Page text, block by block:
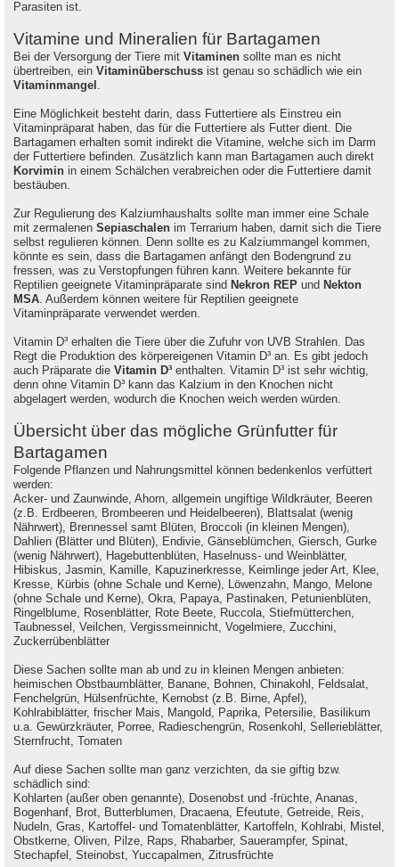
Parasiten ist.
Vitamine und Mineralien für Bartagamen
Bei der Versorgung der Tiere mit Vitaminen sollte man es nicht
übertreiben, ein Vitaminüberschuss ist genau so schädlich wie ein
Vitaminmangel .
Eine Möglichkeit besteht darin, dass Futtertiere als Einstreu ein
Vitaminpräparat haben, das für die Futtertiere als Futter dient. Die
Bartagamen erhalten somit indirekt die Vitamine, welche sich im Darm
der Futtertiere befinden. Zusätzlich kann man Bartagamen auch direkt
Korvimin in einem Schälchen verabreichen oder die Futtertiere damit
bestäuben.
Zur Regulierung des Kalziumhaushalts sollte man immer eine Schale
mit zermalenen Sepiaschalen im Terrarium haben, damit sich die Tiere
selbst regulieren können. Denn sollte es zu Kalziummangel kommen,
könnte es sein, dass die Bartagamen anfängt den Bodengrund zu
fressen, was zu Verstopfungen führen kann. Weitere bekannte für
Reptilien geeignete Vitaminpräparate sind Nekron REP und Nekton
MSA. Außerdem können weitere für Reptilien geeignete
Vitaminpräparate verwendet werden.
Vitamin D³ erhalten die Tiere über die Zufuhr von UVB Strahlen. Das
Regt die Produktion des körpereigenen Vitamin D³ an. Es gibt jedoch
auch Präparate die Vitamin D³ enthalten. Vitamin D³ ist sehr wichtig,
denn ohne Vitamin D³ kann das Kalzium in den Knochen nicht
abgelagert werden, wodurch die Knochen weich werden würden.
Übersicht über das mögliche Grünfutter für
Bartagamen
Folgende Pflanzen und Nahrungsmittel können bedenkenlos verfüttert
werden:
Acker- und Zaunwinde, Ahorn, allgemein ungiftige Wildkräuter, Beeren
(z.B. Erdbeeren, Brombeeren und Heidelbeeren), Blattsalat (wenig
Nährwert), Brennessel samt Blüten, Broccoli (in kleinen Mengen),
Dahlien (Blätter und Blüten), Endivie, Gänseblümchen, Giersch, Gurke
(wenig Nährwert), Hagebuttenblüten, Haselnuss- und Weinblätter,
Hibiskus, Jasmin, Kamille, Kapuzinerkresse, Keimlinge jeder Art, Klee,
Kresse, Kürbis (ohne Schale und Kerne), Löwenzahn, Mango, Melone
(ohne Schale und Kerne), Okra, Papaya, Pastinaken, Petunienblüten,
Ringelblume, Rosenblätter, Rote Beete, Ruccola, Stiefmütterchen,
Taubnessel, Veilchen, Vergissmeinnicht, Vogelmiere, Zucchini,
Zuckerrübenblätter
Diese Sachen sollte man ab und zu in kleinen Mengen anbieten:
heimischen Obstbaumblätter, Banane, Bohnen, Chinakohl, Feldsalat,
Fenchelgrün, Hülsenfrüchte, Kernobst (z.B. Birne, Apfel),
Kohlrabiblätter, frischer Mais, Mangold, Paprika, Petersilie, Basilikum
u.a. Gewürzkräuter, Porree, Radieschengrün, Rosenkohl, Sellerieblätter,
Sternfrucht, Tomaten
Auf diese Sachen sollte man ganz verzichten, da sie giftig bzw.
schädlich sind:
Kohlarten (außer oben genannte), Dosenobst und -früchte, Ananas,
Bogenhanf, Brot, Butterblumen, Dracaena, Efeutute, Getreide, Reis,
Nudeln, Gras, Kartoffel- und Tomatenblätter, Kartoffeln, Kohlrabi, Mistel,
Obstkerne, Oliven, Pilze, Raps, Rhabarber, Sauerampfer, Spinat,
Stechapfel, Steinobst, Yuccapalmen, Zitrusfrüchte